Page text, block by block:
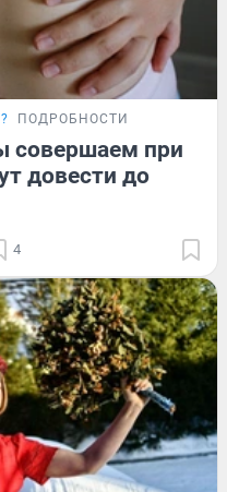
ПОДРОБНОСТИ
совершаем при
довести до
4